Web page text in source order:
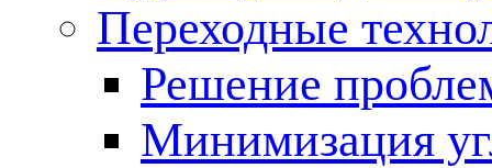
Переходные
Решение
Минимизация